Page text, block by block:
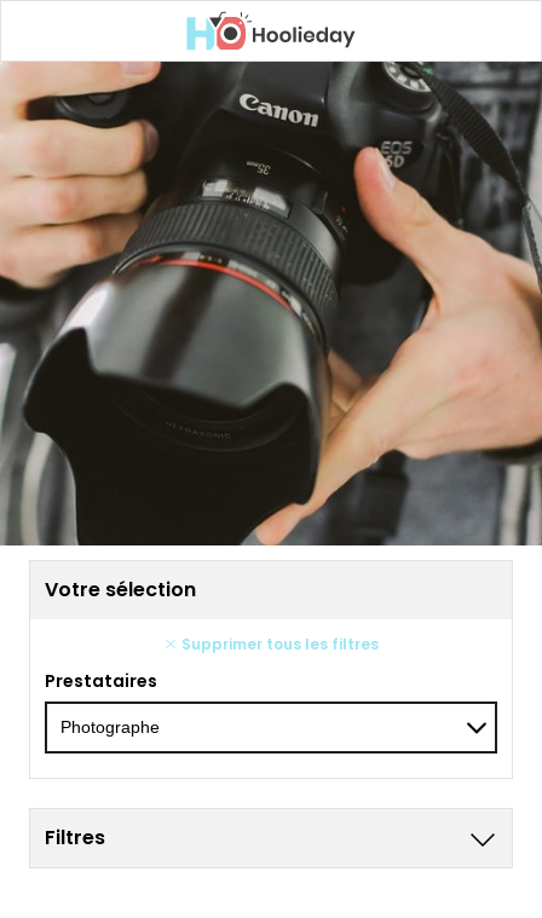
Votre sélection
Supprimer tous les filtres
Prestataires
Filtres